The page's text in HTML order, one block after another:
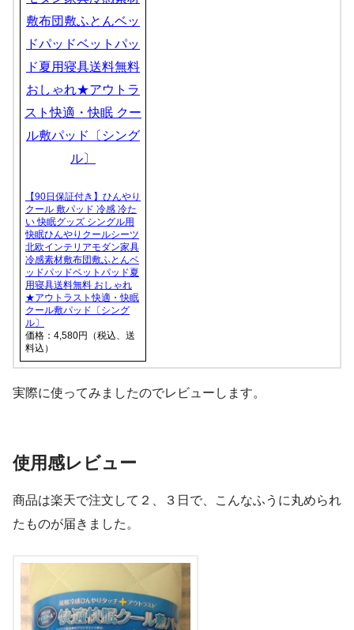
【90日保証付き】ひんやり
クール 敷パッド 冷感 冷た
い 快眠グッズ シングル用
快眠ひんやりクールシーツ
北欧インテリアモダン家具
冷感素材敷布団敷ふとんベ
ッドパッドベットパッド夏
用寝具送料無料 おしゃれ
★アウトラスト快適・快眠
クール敷パッド〔シング
ル〕
価格：4,580円（税込、送
料込）
実際に使ってみましたのでレビューします。
使用感レビュー
商品は楽天で注文して２、３日で、こんなふうに丸められ
たものが届きました。